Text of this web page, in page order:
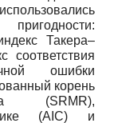
Такера–
соответствия
ошибки
корень
(SRMR),
(AIC) и